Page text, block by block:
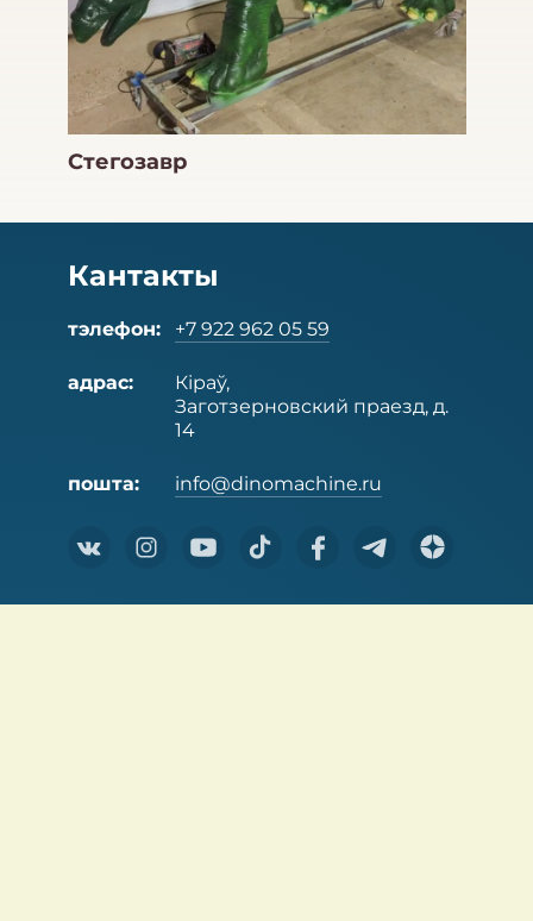
Стегозавр
Кантакты
тэлефон: +7 922 962 05 59
адрас:
Кіраў,
Заготзерновский праезд, д.
14
пошта: info@dinomachine.ru